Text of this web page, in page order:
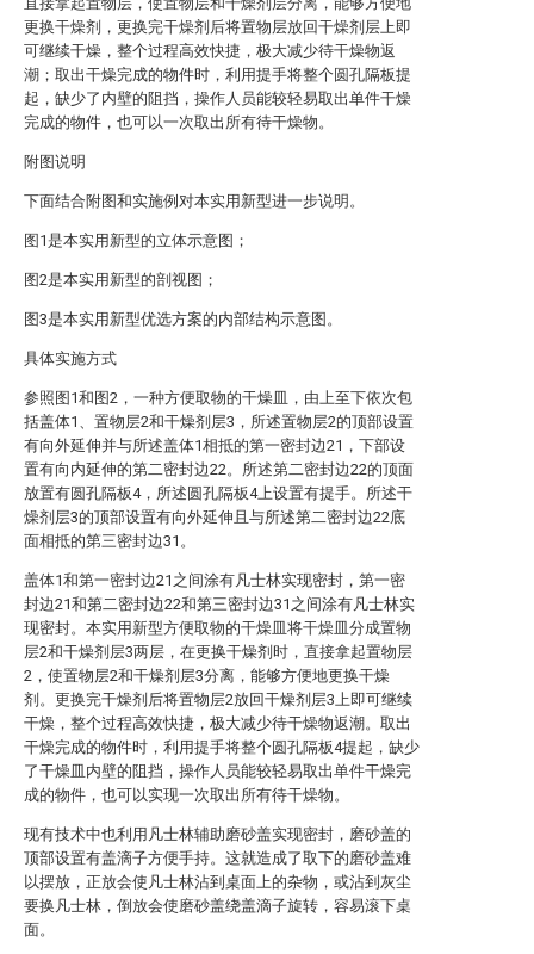
更换干燥剂，更换完干燥剂后将置物层放回干燥剂层上即
可继续干燥，整个过程高效快捷，极大减少待干燥物返
潮；取出干燥完成的物件时，利用提手将整个圆孔隔板提
起，缺少了内壁的阻挡，操作人员能较轻易取出单件干燥
完成的物件，也可以一次取出所有待干燥物。
附图说明
下面结合附图和实施例对本实用新型进一步说明。
图1是本实用新型的立体示意图；
图2是本实用新型的剖视图；
图3是本实用新型优选方案的内部结构示意图。
具体实施方式
参照图1和图2，一种方便取物的干燥皿，由上至下依次包
括盖体1、置物层2和干燥剂层3，所述置物层2的顶部设置
有向外延伸并与所述盖体1相抵的第一密封边21，下部设
置有向内延伸的第二密封边22。所述第二密封边22的顶面
放置有圆孔隔板4，所述圆孔隔板4上设置有提手。所述干
燥剂层3的顶部设置有向外延伸且与所述第二密封边22底
面相抵的第三密封边31。
盖体1和第一密封边21之间涂有凡士林实现密封，第一密
封边21和第二密封边22和第三密封边31之间涂有凡士林实
现密封。本实用新型方便取物的干燥皿将干燥皿分成置物
层2和干燥剂层3两层，在更换干燥剂时，直接拿起置物层
2，使置物层2和干燥剂层3分离，能够方便地更换干燥
剂。更换完干燥剂后将置物层2放回干燥剂层3上即可继续
干燥，整个过程高效快捷，极大减少待干燥物返潮。取出
干燥完成的物件时，利用提手将整个圆孔隔板4提起，缺少
了干燥皿内壁的阻挡，操作人员能较轻易取出单件干燥完
成的物件，也可以实现一次取出所有待干燥物。
现有技术中也利用凡士林辅助磨砂盖实现密封，磨砂盖的
顶部设置有盖滴子方便手持。这就造成了取下的磨砂盖难
以摆放，正放会使凡士林沾到桌面上的杂物，或沾到灰尘
要换凡士林，倒放会使磨砂盖绕盖滴子旋转，容易滚下桌
面。